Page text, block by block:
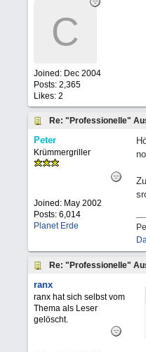
C
Joined: Dec 2004
Posts: 2,365
Likes: 2
Re: "Professionelle"
Peter
Krümmergriller
Joined: May 2002
Posts: 6,014
Planet Erde
Re: "Professionelle"
ranx
ranx hat sich selbst vom
Thema als Leser
gelöscht.